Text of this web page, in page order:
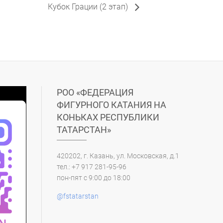
Кубок Грации (2 этап)
РОО «ФЕДЕРАЦИЯ
ФИГУРНОГО КАТАНИЯ НА
КОНЬКАХ РЕСПУБЛИКИ
ТАТАРСТАН»
420202, г. Казань, ул. Московская, д.1
тел.: +7 917 281-95-96
пон-пят с 9:00 до 18:00
@fstatarstan